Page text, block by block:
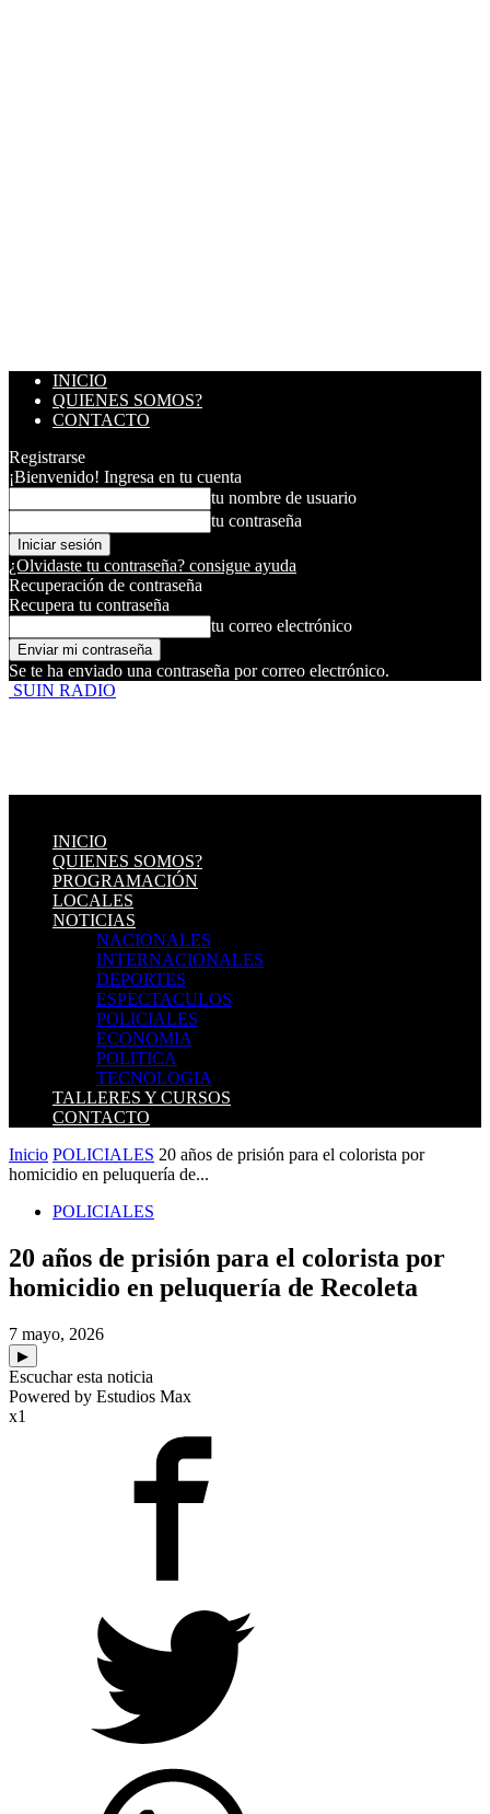
INICIO
QUIENES SOMOS?
CONTACTO
Registrarse
¡Bienvenido! Ingresa en tu cuenta
tu nombre de usuario
tu contraseña
¿Olvidaste tu contraseña? consigue ayuda
Recuperación de contraseña
Recupera tu contraseña
tu correo electrónico
Se te ha enviado una contraseña por correo electrónico.
SUIN RADIO
INICIO
QUIENES SOMOS?
PROGRAMACIÓN
LOCALES
NOTICIAS
NACIONALES
INTERNACIONALES
DEPORTES
ESPECTACULOS
POLICIALES
ECONOMIA
POLITICA
TECNOLOGIA
TALLERES Y CURSOS
CONTACTO
Inicio POLICIALES 20 años de prisión para el colorista por
homicidio en peluquería de...
POLICIALES
20 años de prisión para el colorista por
homicidio en peluquería de Recoleta
7 mayo, 2026
▶
Escuchar esta noticia
Powered by Estudios Max
x1